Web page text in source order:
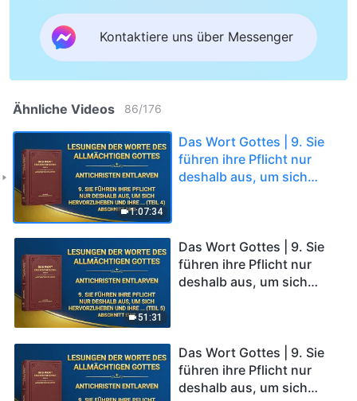
Kontaktiere uns über Messenger
Ähnliche Videos 86/176
1:07:34
Das Wort Gottes | 9. Sie
führen ihre Pflicht nur
deshalb aus, um sich
zufriedenzustellen; nie
berücksichtigen sie die
Interessen von Gottes
persönlichen Ruhm ein
(Teil 4) (Abschnitt Drei)
51:31
Das Wort Gottes | 9. Sie
führen ihre Pflicht nur
deshalb aus, um sich
zufriedenzustellen; nie
berücksichtigen sie die
Interessen von Gottes
Das Wort Gottes | 9. Sie
führen ihre Pflicht nur
deshalb aus, um sich